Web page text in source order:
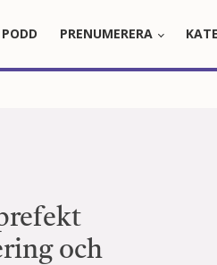
PODD PRENUMERERA
och